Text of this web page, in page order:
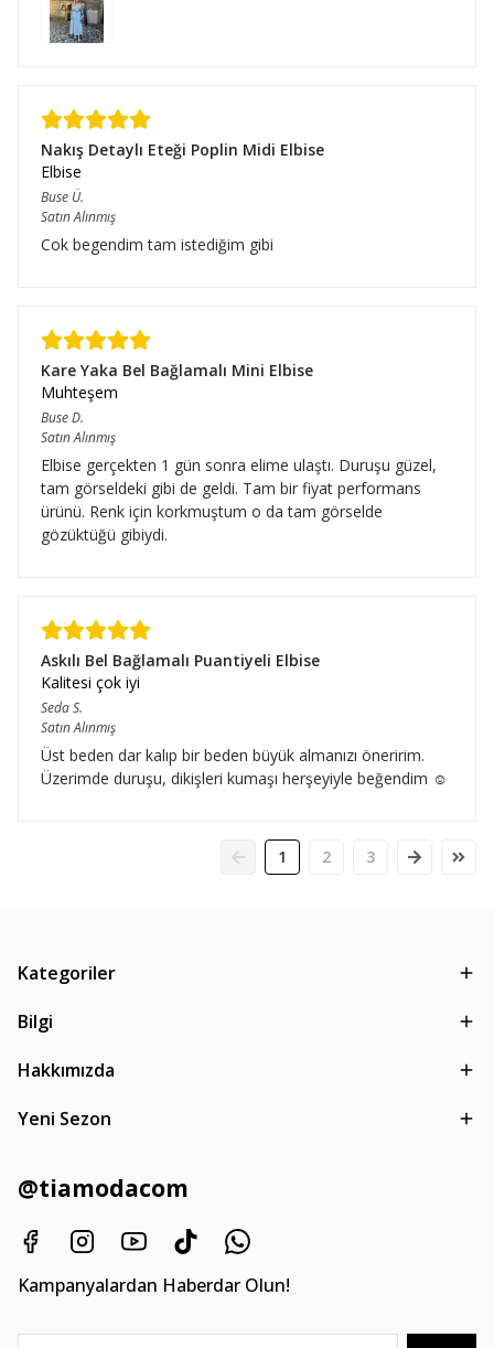
Nakış Detaylı Eteği Poplin Midi Elbise
Elbise
Buse Ü.
Satın Alınmış
Cok begendim tam istediğim gibi
Kare Yaka Bel Bağlamalı Mini Elbise
Muhteşem
BuseD.
Satın Alınmış
Elbise gerçekten 1 gün sonra elime ulaştı. Duruşu güzel,
tam görseldeki gibi de geldi. Tam bir fiyat performans
ürünü. Renk için korkmuştum o da tam görselde
gözüktüğü gibiydi.
Askılı Bel Bağlamalı Puantiyeli Elbise
Kalitesi çok iyi
SedaS.
Satın Alınmış
Üst beden dar kalıp bir beden büyük almanızı öneririm.
Üzerimde duruşu, dikişleri kumaşı herşeyiyle beğendim ☺️
1 2 3
Kategoriler
Bilgi
Hakkımızda
Yeni Sezon
@tiamodacom
Kampanyalardan Haberdar Olun!